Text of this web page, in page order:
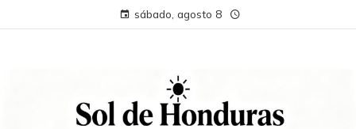
sábado, agosto 8